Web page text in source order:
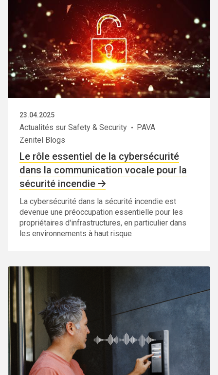
23.04.2025
Actualités sur Safety & Security
PAVA
Zenitel Blogs
Le rôle essentiel de la cybersécurité
dans la communication vocale pour la
sécurité incendie
La cybersécurité dans la sécurité incendie est
devenue une préoccupation essentielle pour les
propriétaires d'infrastructures, en particulier dans
les environnements à haut risque